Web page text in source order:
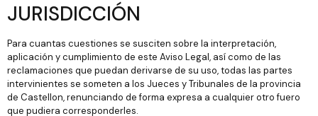
JURISDICCIÓN
Para cuantas cuestiones se susciten sobre la interpretación,
aplicación y cumplimiento de este Aviso Legal, así como de las
reclamaciones que puedan derivarse de su uso, todas las partes
intervinientes se someten a los Jueces y Tribunales de la provincia
de Castellon, renunciando de forma expresa a cualquier otro fuero
que pudiera corresponderles.